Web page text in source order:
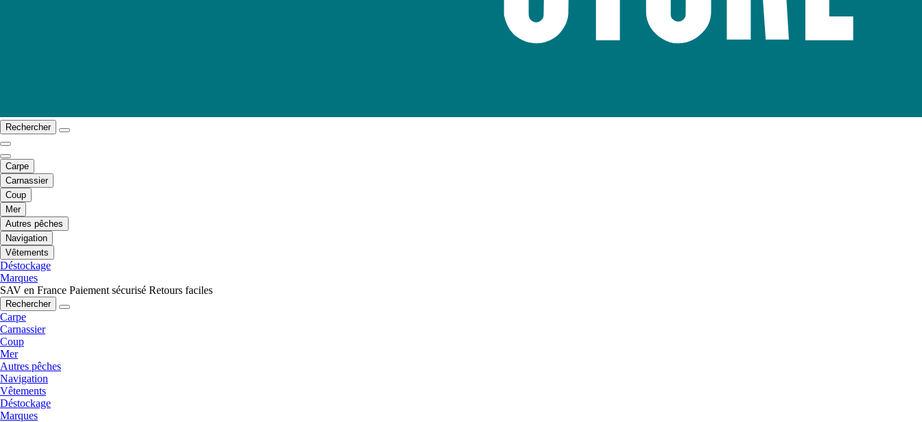
Rechercher
Carpe
Carnassier
Coup
Mer
Autres pêches
Navigation
Vêtements
Déstockage
Marques
SAV en France Paiement sécurisé Retours faciles
Rechercher
Carpe
Carnassier
Coup
Mer
Autres pêches
Navigation
Vêtements
Déstockage
Marques